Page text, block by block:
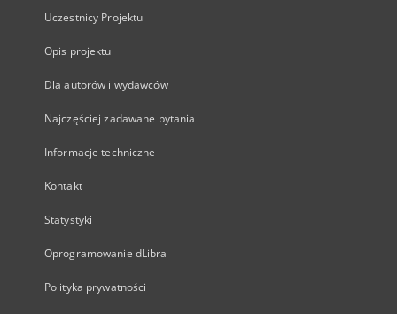
Uczestnicy Projektu
Opis projektu
Dla autorów i wydawców
Najczęściej zadawane pytania
Informacje techniczne
Kontakt
Statystyki
Oprogramowanie dLibra
Polityka prywatności